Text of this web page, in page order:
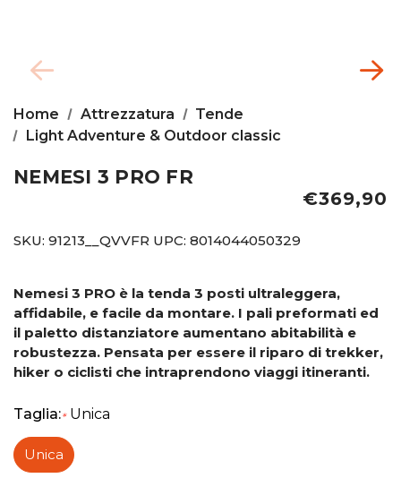
Home Attrezzatura
Tende
Light Adventure & Outdoor classic
NEMESI 3 PRO FR
€369,90
SKU: 91213__QVVFR UPC: 8014044050329
Nemesi 3 PRO è la tenda 3 posti ultraleggera,
affidabile, e facile da montare. I pali preformati ed
il paletto distanziatore aumentano abitabilità e
robustezza. Pensata per essere il riparo di trekker,
hiker o ciclisti che intraprendono viaggi itineranti.
Taglia:* Unica
Unica